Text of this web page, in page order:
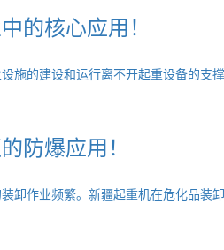
的核心应用！
施的建设和运行离不开起重设备的
防爆应用！
卸作业频繁。新疆起重机在危化品